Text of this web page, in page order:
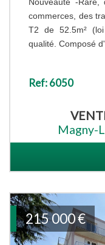
commerces, des
T2 de 52.5m²
qualité. Composé
Ref: 6050
Magny-
215 000€